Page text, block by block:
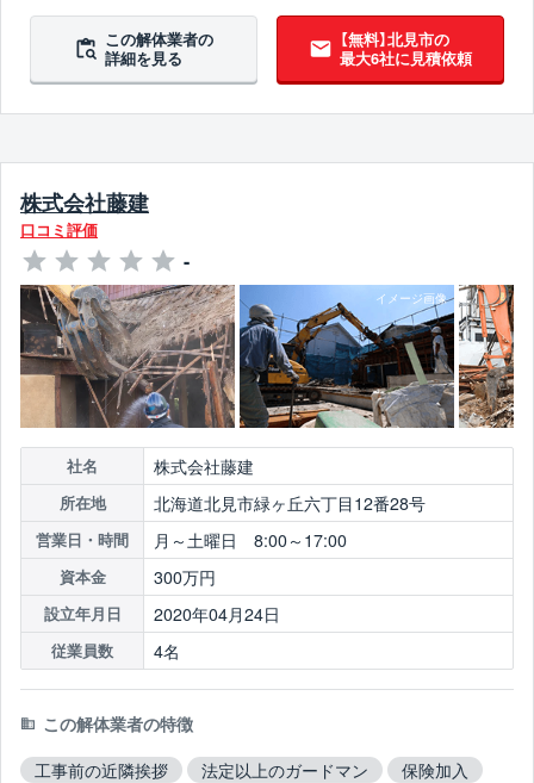
この解体業者の
詳細を見る
【無料】北見市の
最大6社に見積依頼
株式会社藤建
口コミ評価
-
社名 株式会社藤建
所在地 北海道北見市緑ヶ丘六丁目12番28号
営業日・時間 月～土曜日 8:00～17:00
資本金 300万円
設立年月日 2020年04月24日
従業員数 4名
この解体業者の特徴
工事前の近隣挨拶
法定以上のガードマン
保険加入